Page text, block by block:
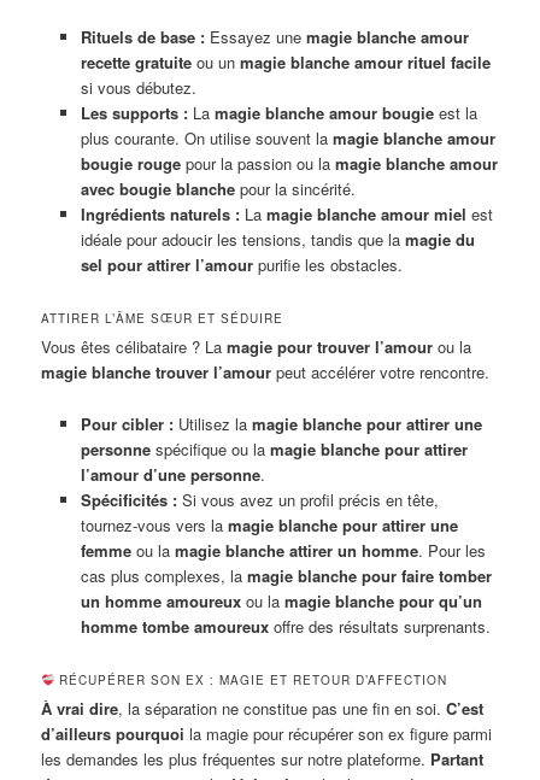
Rituels de base :Essayez une magie blanche amour
recette gratuiteou un magie blanche amour rituel facile
si vous débutez.
Les supports :La magie blanche amour bougieest la
plus courante. On utilise souvent la magie blanche amour
bougie rougepour la passion ou la magie blanche amour
avec bougie blanchepour la sincérité.
Ingrédients naturels :La magie blanche amour miel est
idéale pour adoucir les tensions, tandis que la magie du
sel pour attirer l’amourpurifie les obstacles.
ATTIRER L’ÂME SŒUR ET SÉDUIRE
Vous êtes célibataire ? Lamagie pour trouver l’amour ou la
magie blanche trouver l’amour peut accélérer votre rencontre.
Pour cibler :Utilisez la magie blanche pour attirer une
personnespécifique ou la magie blanche pour attirer
l’amour d’une personne.
Spécificités :Si vous avez un profil précis en tête,
tournez-vous vers la magie blanche pour attirer une
femmeou la magie blanche attirer un homme. Pour les
cas plus complexes, la magie blanche pour faire tomber
un homme amoureuxou la magie blanche pour qu’un
homme tombe amoureuxoffre des résultats surprenants.
RÉCUPÉRER SON EX : MAGIE ET RETOUR D’AFFECTION
À vrai dire, la séparation ne constitue pas une fin en soi.C’est
d’ailleurs pourquoi la magie pour récupérer son ex figure parmi
les demandes les plus fréquentes sur notre plateforme. Partant